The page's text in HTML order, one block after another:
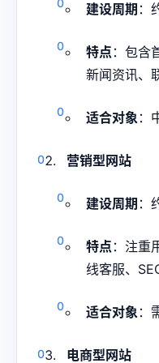
建设周期 ：
特点 ：包含
新闻资讯、
适合对象：
营销型网站
建设周期 ：
特点 ：注重
线客服、
适合对象：
电商型网站